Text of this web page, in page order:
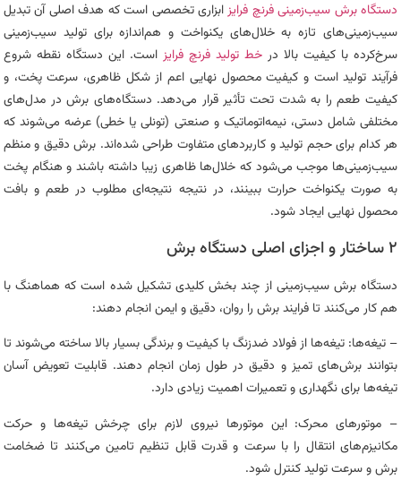
دستگاه برش سیب‌زمینی فرنچ فرایزابزاری تخصصی است که هدف اصلی آن تبدیل
سیب‌زمینی‌های تازه به خلال‌های یکنواخت و هم‌اندازه برای تولید سیب‌زمینی
سرخ‌کرده با کیفیت بالا در خط تولید فرنچ فرایز است. این دستگاه نقطه شروع
فرآیند تولید است و کیفیت محصول نهایی اعم از شکل ظاهری، سرعت پخت، و
کیفیت طعم را به شدت تحت تأثیر قرار می‌دهد. دستگاه‌های برش در مدل‌های
مختلفی شامل دستی، نیمه‌اتوماتیک و صنعتی (تونلی یا خطی) عرضه می‌شوند که
هر کدام برای حجم تولید و کاربردهای متفاوت طراحی شده‌اند. برش دقیق و منظم
سیب‌زمینی‌ها موجب می‌شود که خلال‌ها ظاهری زیبا داشته باشند و هنگام پخت
به صورت یکنواخت حرارت ببینند، در نتیجه نتیجه‌ای مطلوب در طعم و بافت
محصول نهایی ایجاد شود.
۲ ساختار و اجزای اصلی دستگاه برش
دستگاه برش سیب‌زمینی از چند بخش کلیدی تشکیل شده است که هماهنگ با
هم کار می‌کنند تا فرایند برش را روان، دقیق و ایمن انجام دهند:
– تیغه‌ها: تیغه‌ها از فولاد ضدزنگ با کیفیت و برندگی بسیار بالا ساخته می‌شوند تا
بتوانند برش‌های تمیز و دقیق در طول زمان انجام دهند. قابلیت تعویض آسان
تیغه‌ها برای نگهداری و تعمیرات اهمیت زیادی دارد.
– موتورهای محرک: این موتورها نیروی لازم برای چرخش تیغه‌ها و حرکت
مکانیزم‌های انتقال را با سرعت و قدرت قابل تنظیم تامین می‌کنند تا ضخامت
برش و سرعت تولید کنترل شود.